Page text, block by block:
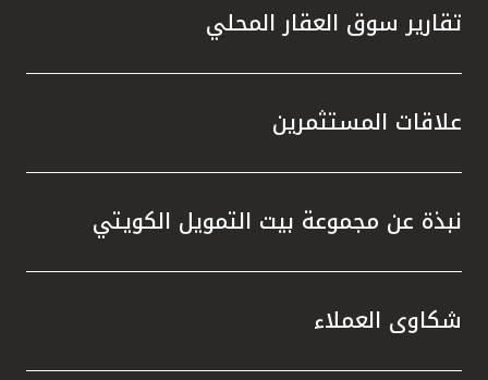
تقارير سوق العقار المحلي
علاقات المستثمرين
نبذة عن مجموعة بيت التمويل الكويتي
شكاوى العملاء